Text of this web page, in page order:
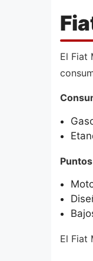
El Fiat
El Fiat